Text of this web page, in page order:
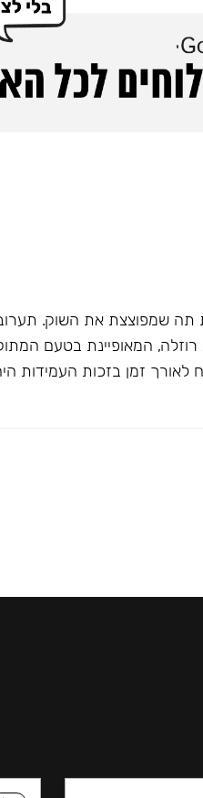
תה שמפוצצת את השוק.
המאופיינת בטעם
זמן בזכות העמידות